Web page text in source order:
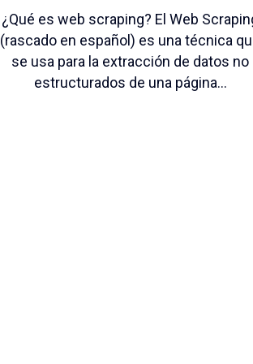
¿Qué es web scraping? El Web
(rascado en español) es una técnica
se usa para la extracción de datos no
estructurados de una página...